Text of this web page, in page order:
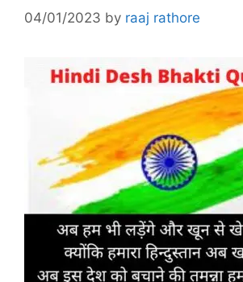
04/01/2023 by raaj rathore